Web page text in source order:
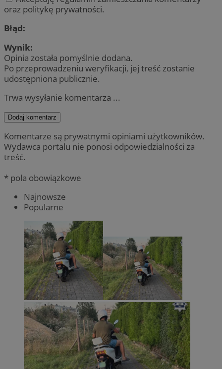
oraz politykę prywatności.
Błąd:
Wynik:
Opinia została pomyślnie dodana.
Po przeprowadzeniu weryfikacji, jej treść zostanie
udostępniona publicznie.
Trwa wysyłanie komentarza ...
Dodaj komentarz
Komentarze są prywatnymi opiniami użytkowników.
Wydawca portalu nie ponosi odpowiedzialności za
treść.
* pola obowiązkowe
Najnowsze
Popularne